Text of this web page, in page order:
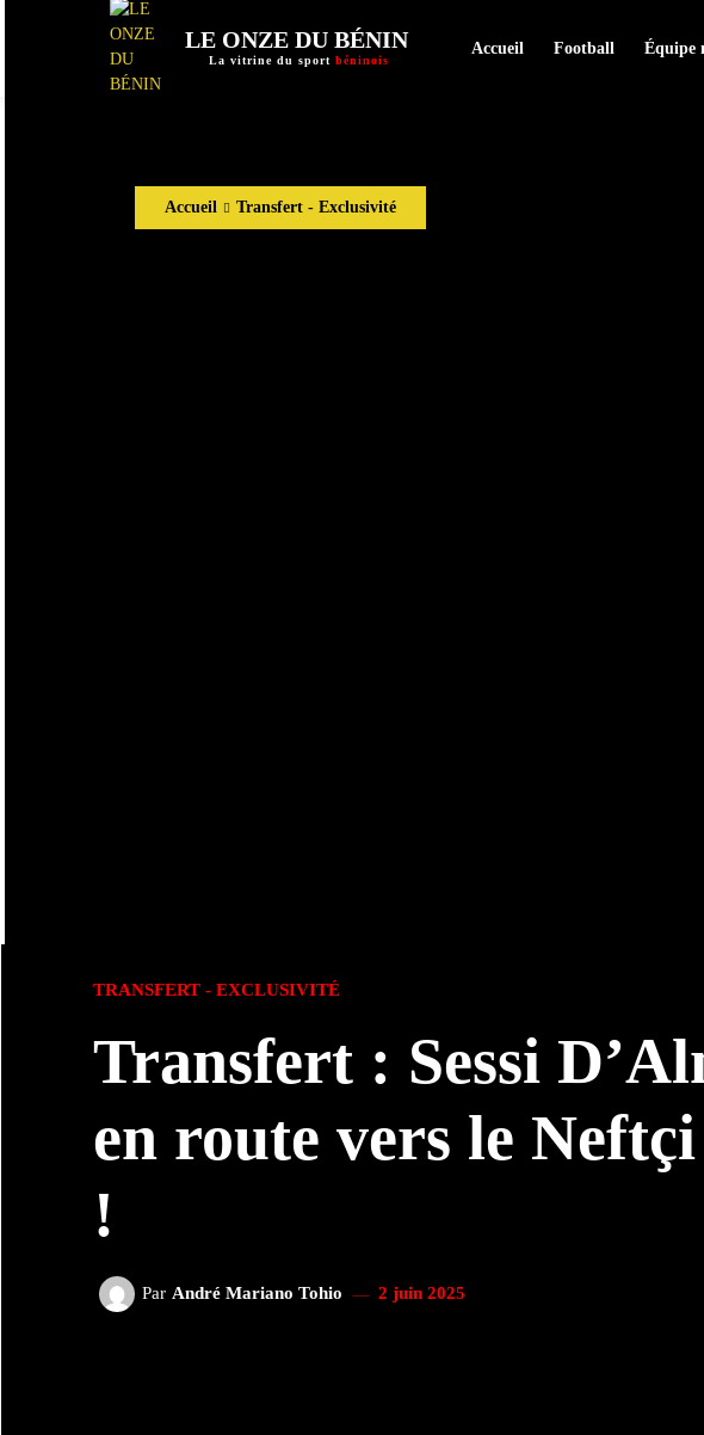
LE ONZE DU BÉNIN
La vitrine du sport béninois
Accueil Football Équipe
Accueil Transfert - Exclusivité
TRANSFERT - EXCLUSIVITÉ
Transfert : Sessi
en route vers le
!
Par André Mariano Tohio 2 juin 2025